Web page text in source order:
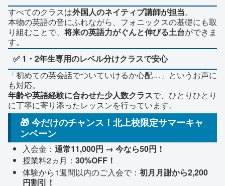
すべてのクラスは外国人のネイティブ講師が担当。
本物の英語の音にふれながら、フォニックスの基礎にも取
り組むことで、将来の英語力がぐんと伸びる土台ができま
す。
✅ 1・2年生専用のレベル分けクラスで安心
「初めての英会話でついていけるか心配…」というお声に
も対応。
年齢や英語経験に合わせた少人数クラスで、ひとりひとり
に丁寧に寄り添ったレッスンを行っています。
🎁 今だけのチャンス！北上校限定サマーキャ
ンペーン
入会金：通常11,000円 → 今なら50円！
授業料2ヵ月：30%OFF！
体験から1週間以内のご入会で：初月月謝から2,200
円割引！